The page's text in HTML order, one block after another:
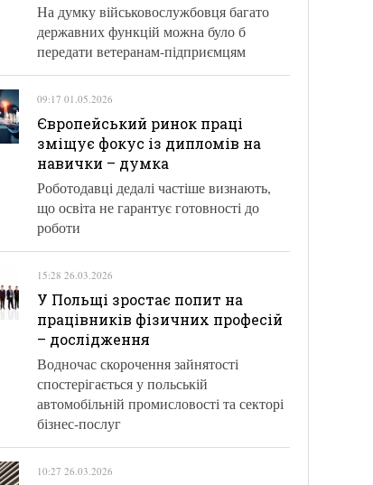
На думку військовослужбовця багато
державних функцій можна було б
передати ветеранам-підприємцям
09:17 01.05.2026
Європейський ринок праці
зміщує фокус із дипломів на
навички – думка
Роботодавці дедалі частіше визнають,
що освіта не гарантує готовності до
роботи
15:28 26.03.2026
У Польщі зростає попит на
працівників фізичних професій
– дослідження
Водночас скорочення зайнятості
спостерігається у польській
автомобільній промисловості та секторі
бізнес-послуг
10:27 26.03.2026